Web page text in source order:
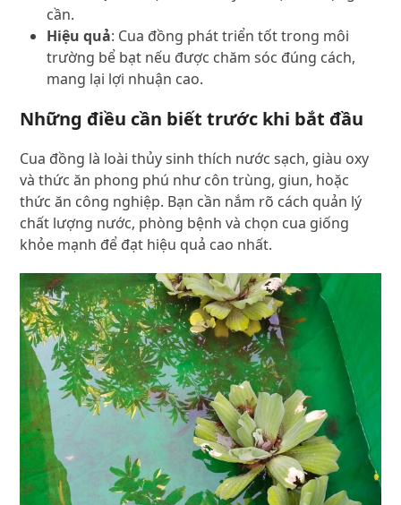
cần.
Hiệu quả: Cua đồng phát triển tốt trong môi
trường bể bạt nếu được chăm sóc đúng cách,
mang lại lợi nhuận cao.
Những điều cần biết trước khi bắt đầu
Cua đồng là loài thủy sinh thích nước sạch, giàu oxy
và thức ăn phong phú như côn trùng, giun, hoặc
thức ăn công nghiệp. Bạn cần nắm rõ cách quản lý
chất lượng nước, phòng bệnh và chọn cua giống
khỏe mạnh để đạt hiệu quả cao nhất.